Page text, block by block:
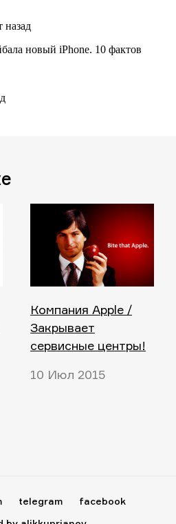
Компания Apple /
Закрывает
сервисные центры!
10 Июл 2015
telegram
facebook